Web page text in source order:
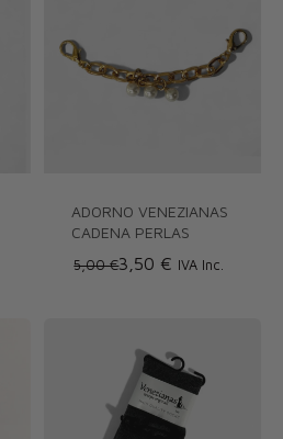
ADORNO VENEZIANAS
CADENA PERLAS
5,00 €3,50 € IVA Inc.